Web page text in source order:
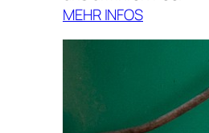
MEHR INFOS